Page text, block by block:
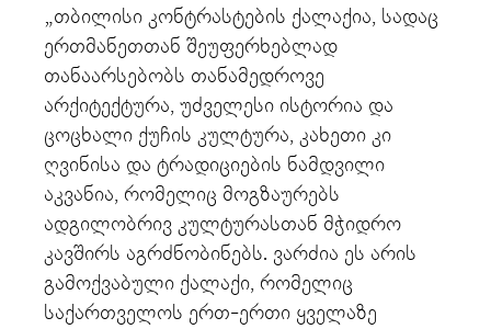
„თბილისი კონტრასტების ქალაქია, სადაც
ერთმანეთთან შეუფერხებლად
თანაარსებობს თანამედროვე
არქიტექტურა, უძველესი ისტორია და
ცოცხალი ქუჩის კულტურა, კახეთი კი
ღვინისა და ტრადიციების ნამდვილი
აკვანია, რომელიც მოგზაურებს
ადგილობრივ კულტურასთან მჭიდრო
კავშირს აგრძნობინებს. ვარძია ეს არის
გამოქვაბული ქალაქი, რომელიც
საქართველოს ერთ-ერთი ყველაზე